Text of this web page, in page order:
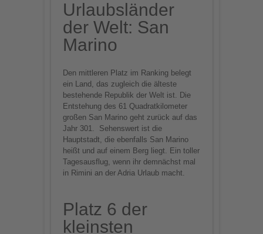
Urlaubsländer
der Welt: San
Marino
Den mittleren Platz im Ranking belegt
ein Land, das zugleich die älteste
bestehende Republik der Welt ist. Die
Entstehung des 61 Quadratkilometer
großen San Marino geht zurück auf das
Jahr 301. Sehenswert ist die
Hauptstadt, die ebenfalls San Marino
heißt und auf einem Berg liegt. Ein toller
Tagesausflug, wenn ihr demnächst mal
in Rimini an der Adria Urlaub macht.
Platz 6 der
kleinsten